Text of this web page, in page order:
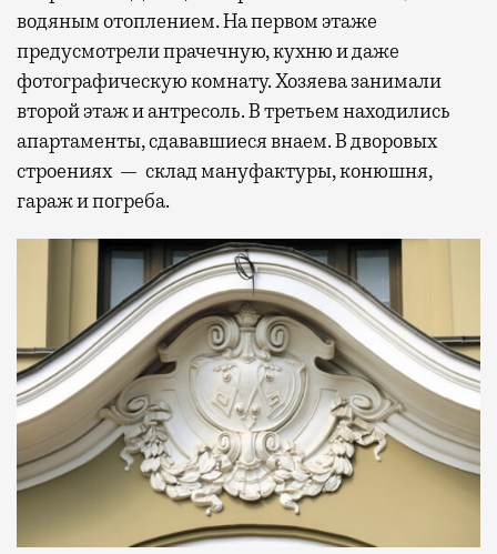
водяным отоплением. На первом этаже
предусмотрели прачечную, кухню и даже
фотографическую комнату. Хозяева занимали
второй этаж и антресоль. В третьем находились
апартаменты, сдававшиеся внаем. В дворовых
строениях — склад мануфактуры, конюшня,
гараж и погреба.